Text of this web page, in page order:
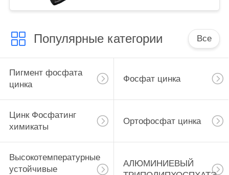
Популярные категории Все
Пигмент фосфата
цинка
Фосфат цинка
Цинк Фосфатинг
химикаты
Ортофосфат цинка
Высокотемпературные
устойчивые
АЛЮМИНИЕВЫЙ